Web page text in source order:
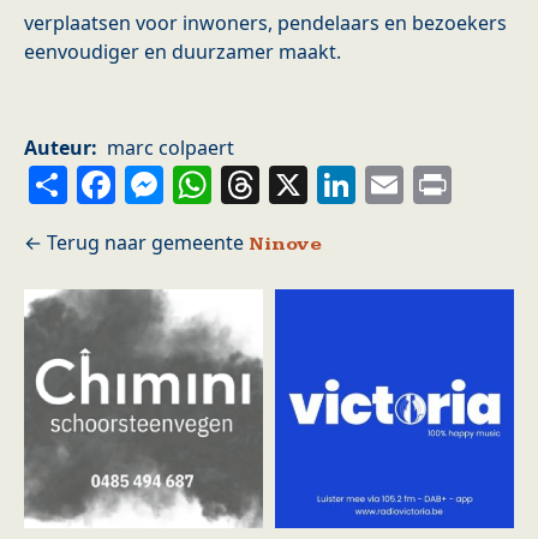
verplaatsen voor inwoners, pendelaars en bezoekers
eenvoudiger en duurzamer maakt.
Auteur marc colpaert
ShareFacebook
Messenger
WhatsApp
Threads
X LinkedIn
Email
Ninove